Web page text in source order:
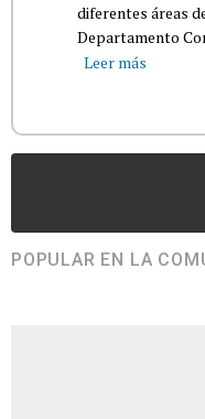
diferentes áreas
Departamento
Leer más
POPULAR EN LA